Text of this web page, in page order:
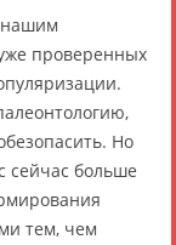
нашим
проверенных
Но
сейчас больше
тем, чем